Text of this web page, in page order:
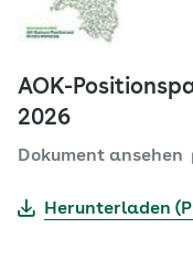
AOK-
2026
Dokument ansehen
Herunterladen